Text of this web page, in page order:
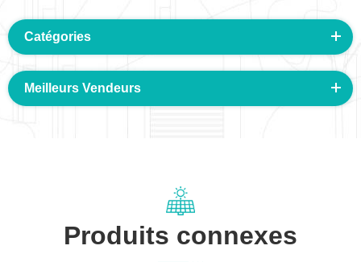
Catégories
Meilleurs Vendeurs
Produits connexes